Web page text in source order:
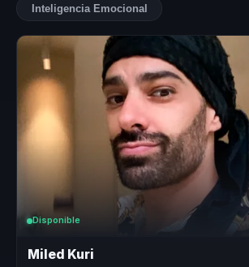
Inteligencia Emocional
Disponible
Miled Kuri